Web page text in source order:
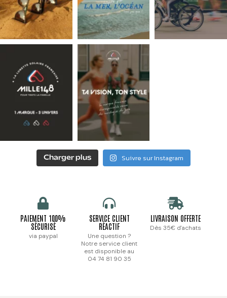
Charger plus Suivre sur Instagram
PAIEMENT 100%
SÉCURISÉ
via paypal
SERVICE CLIENT
RÉACTIF
Une question ?
Notre service client
est disponible au
04 74 81 90 35
LIVRAISON OFFERTE
Dès 35€ d'achats